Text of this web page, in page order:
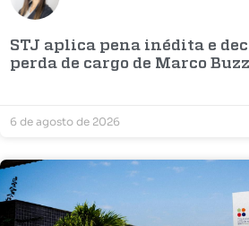
STJ aplica pena inédita e
perda de cargo de Marco
6 de agosto de 2026